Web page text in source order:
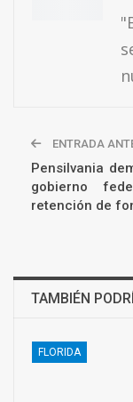
ENTRADA
Pensilvania
gobierno
retención de
TAMBIÉN
FLORIDA